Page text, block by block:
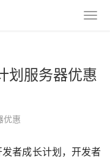
划服务器优惠
优惠
者成长计划，开发者